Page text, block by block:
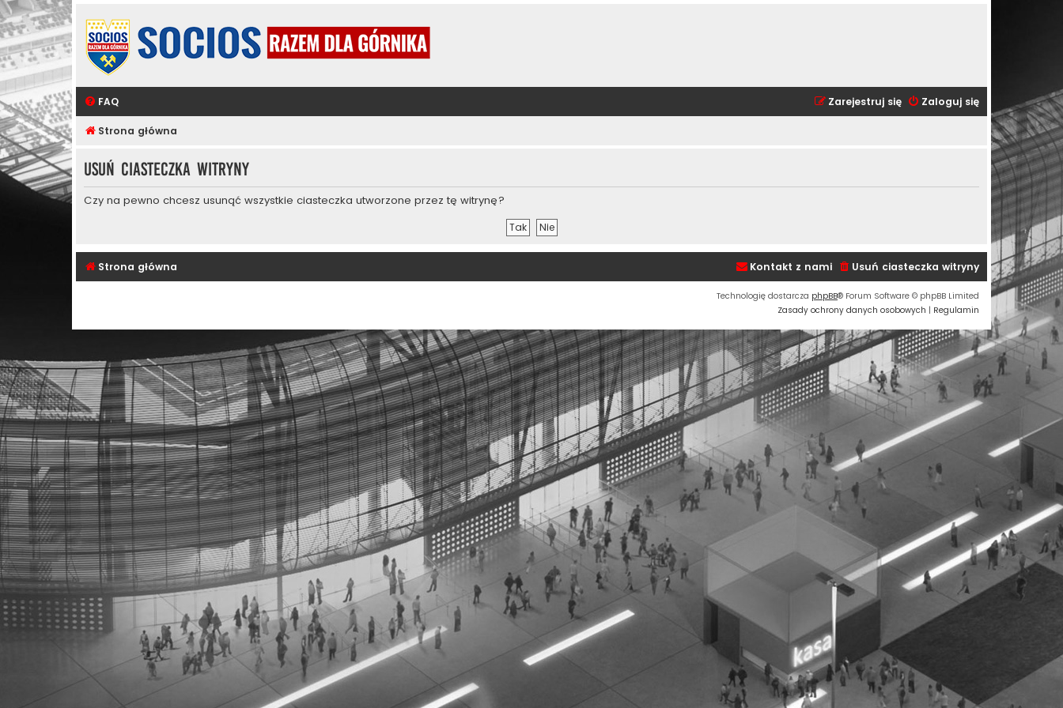
FAQ Zaloguj się
Zarejestruj się
Strona główna
Usuń ciasteczka witryny
Czy na pewno chcesz usunąć wszystkie ciasteczka utworzone przez tę witrynę?
Strona główna Usuń ciasteczka witryny
Kontakt z nami
Technologię dostarcza phpBB® Forum Software © phpBB Limited
Zasady ochrony danych osobowych | Regulamin